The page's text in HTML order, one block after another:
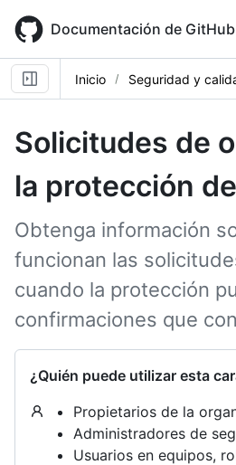
main
content
Documentación de GitHub
Inicio Seguridad y
Solicitudes de
la protección
Obtenga información
funcionan las
cuando la protección
confirmaciones que
¿Quién puede utilizar esta
Propietarios de la
Administradores de
Usuarios en equipos,